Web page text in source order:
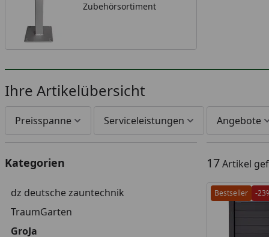
Zubehörsortiment
Ihre Artikelübersicht
Preisspanne Serviceleistungen Angebote
Kategorien
dz deutsche zauntechnik
TraumGarten
GroJa
17Artikel
Bestseller -